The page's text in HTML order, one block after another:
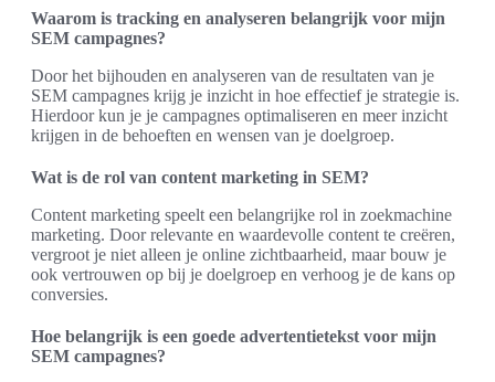
Waarom is tracking en analyseren belangrijk voor mijn
SEM campagnes?
Door het bijhouden en analyseren van de resultaten van je
SEM campagnes krijg je inzicht in hoe effectief je strategie is.
Hierdoor kun je je campagnes optimaliseren en meer inzicht
krijgen in de behoeften en wensen van je doelgroep.
Wat is de rol van content marketing in SEM?
Content marketing speelt een belangrijke rol in zoekmachine
marketing. Door relevante en waardevolle content te creëren,
vergroot je niet alleen je online zichtbaarheid, maar bouw je
ook vertrouwen op bij je doelgroep en verhoog je de kans op
conversies.
Hoe belangrijk is een goede advertentietekst voor mijn
SEM campagnes?